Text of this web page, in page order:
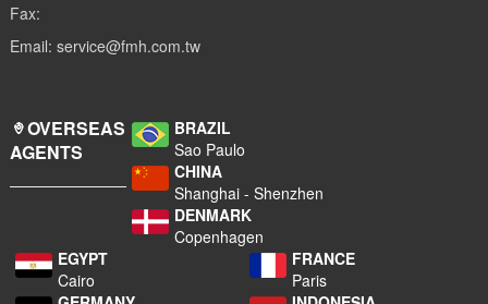
Fax:
Email: service@fmh.com.tw
OVERSEAS
AGENTS
BRAZIL
Sao Paulo
CHINA
Shanghai - Shenzhen
DENMARK
Copenhagen
EGYPT
Cairo
FRANCE
Paris